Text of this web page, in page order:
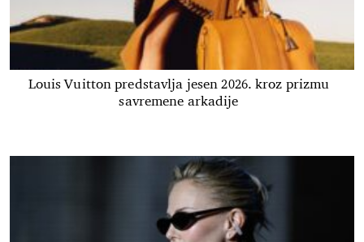
Louis Vuitton predstavlja jesen 2026. kroz prizmu
savremene arkadije